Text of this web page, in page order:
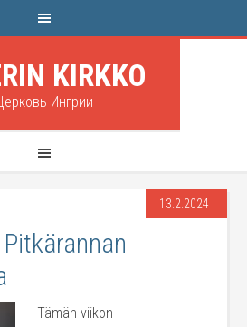
KIRKKO
Ингрии
13.2.2024
Tämän viikon